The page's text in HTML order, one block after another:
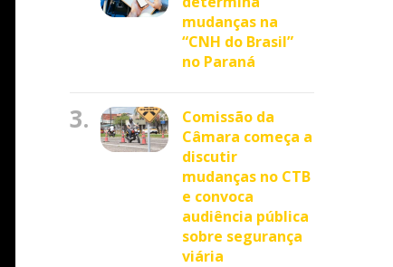
mudanças na
“CNH do Brasil”
no Paraná
3.
Comissão da
Câmara começa a
discutir
mudanças no CTB
e convoca
audiência pública
sobre segurança
viária